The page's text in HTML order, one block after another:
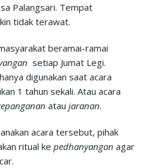
Palangsari. Tempat
tidak terawat.
beramai-ramai
setiap Jumat Legi.
digunakan saat acara
1 tahun sekali. Atau acara
atau jaranan.
acara tersebut, pihak
ritual ke pedhanyangan agar